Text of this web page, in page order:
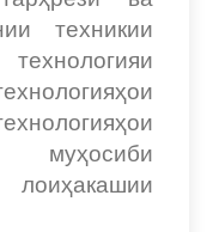
техникии
муҳосиби